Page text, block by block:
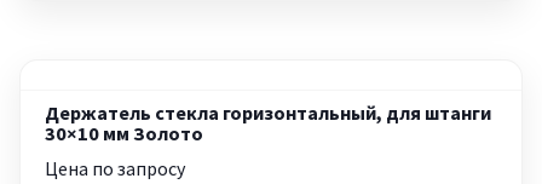
Держатель стекла горизонтальный, для штанги
30×10 мм Золото
Цена по запросу